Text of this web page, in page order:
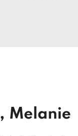
Melanie